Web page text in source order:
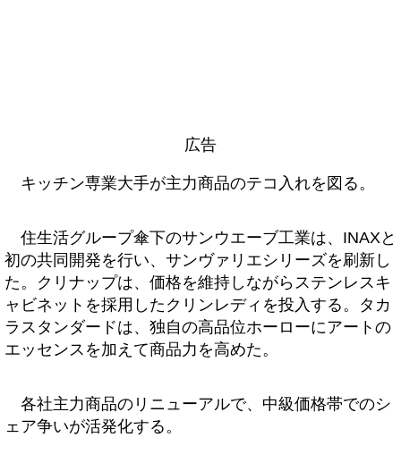
広告
キッチン専業大手が主力商品のテコ入れを図る。
住生活グループ傘下のサンウエーブ工業は、INAXと
初の共同開発を行い、サンヴァリエシリーズを刷新し
た。クリナップは、価格を維持しながらステンレスキ
ャビネットを採用したクリンレディを投入する。タカ
ラスタンダードは、独自の高品位ホーローにアートの
エッセンスを加えて商品力を高めた。
各社主力商品のリニューアルで、中級価格帯でのシ
ェア争いが活発化する。